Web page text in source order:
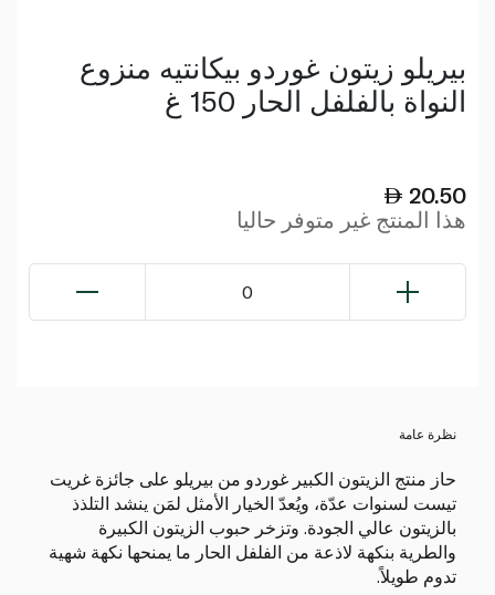
بيريلو زيتون غوردو بيكانتيه منزوع
النواة بالفلفل الحار 150 غ
20.50
هذا المنتج غير متوفر حاليا
0
نظرة عامة
حاز منتج الزيتون الكبير غوردو من بيريلو على جائزة غريت
تيست لسنوات عدّة، ويُعدّ الخيار الأمثل لمَن ينشد التلذذ
بالزيتون عالي الجودة. وتزخر حبوب الزيتون الكبيرة
والطرية بنكهة لاذعة من الفلفل الحار ما يمنحها نكهة شهية
تدوم طويلاً.